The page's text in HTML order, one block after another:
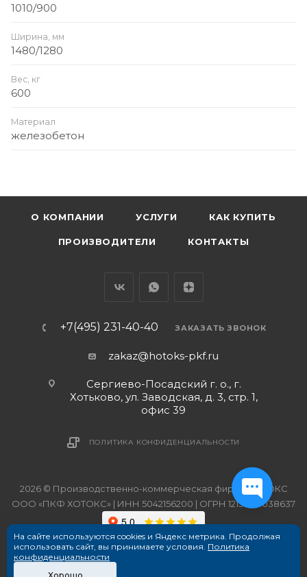
1010/900
Ширина, мм
1480/1280
Вес, кг
600
Материал
железобетон
О КОМПАНИИ УСЛУГИ КАК КУПИТЬ
ПРОИЗВОДИТЕЛИ КОНТАКТЫ
+7(495) 231-40-40 ЗАКАЗАТЬ ЗВОНОК
zakaz@hotoks-pkf.ru
Сергиево-Посадский г. о., г.
Хотьково, ул. Заводская, д. 3, стр. 1,
офис 39
ПОЛИТИКА КОНФИДЕНЦИАЛЬНОСТИ
2026 © Производственно-коммерческая фирма ХОТОКС
ООО «ПКФ ХОТОКС» | ИНН 5042156200 | ОГРН 1215000038637
На сайте используются cookies и Яндекс метрика. Продолжая
использовать сайт, вы принимаете условия. Политика
конфиденциальности